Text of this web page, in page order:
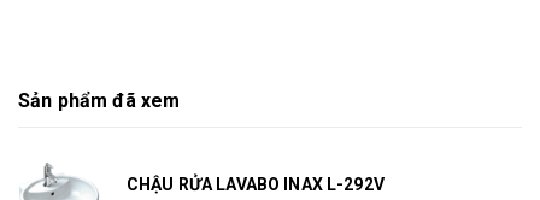
Sản phẩm đã xem
CHẬU RỬA LAVABO INAX L-292V